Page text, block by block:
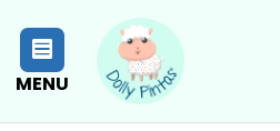
MENU